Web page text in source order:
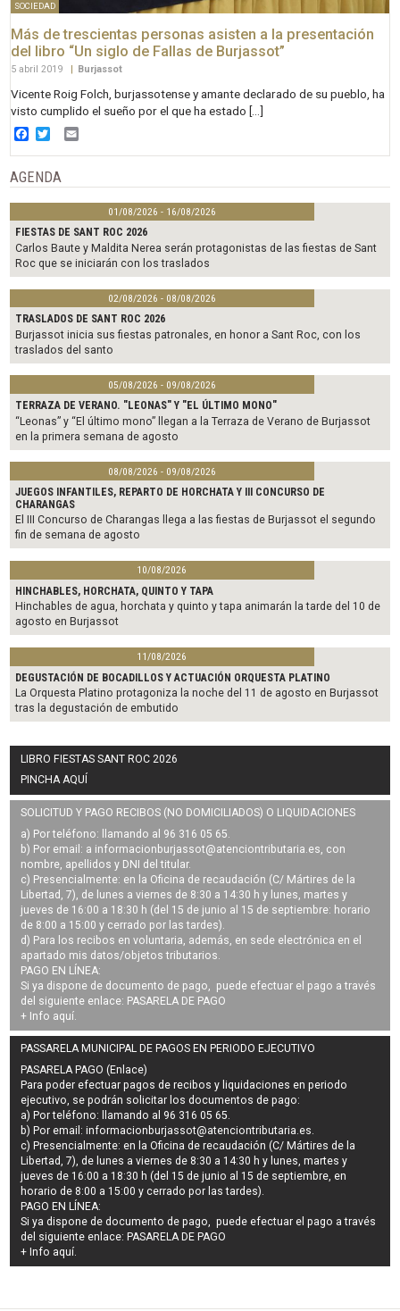
SOCIEDAD
Más de trescientas personas asisten a la presentación
del libro “Un siglo de Fallas de Burjassot”
5 abril 2019 | Burjassot
Vicente Roig Folch, burjassotense y amante declarado de su pueblo, ha
visto cumplido el sueño por el que ha estado […]
Facebook
Twitter
AGENDA
01/08/2026 - 16/08/2026
FIESTAS DE SANT ROC 2026
Carlos Baute y Maldita Nerea serán protagonistas de las fiestas de Sant
Roc que se iniciarán con los traslados
02/08/2026 - 08/08/2026
TRASLADOS DE SANT ROC 2026
Burjassot inicia sus fiestas patronales, en honor a Sant Roc, con los
traslados del santo
05/08/2026 - 09/08/2026
TERRAZA DE VERANO. "LEONAS" Y "EL ÚLTIMO MONO"
“Leonas” y “El último mono” llegan a la Terraza de Verano de Burjassot
en la primera semana de agosto
08/08/2026 - 09/08/2026
JUEGOS INFANTILES, REPARTO DE HORCHATA Y III CONCURSO DE
CHARANGAS
El III Concurso de Charangas llega a las fiestas de Burjassot el segundo
fin de semana de agosto
10/08/2026
HINCHABLES, HORCHATA, QUINTO Y TAPA
Hinchables de agua, horchata y quinto y tapa animarán la tarde del 10 de
agosto en Burjassot
11/08/2026
DEGUSTACIÓN DE BOCADILLOS Y ACTUACIÓN ORQUESTA PLATINO
La Orquesta Platino protagoniza la noche del 11 de agosto en Burjassot
tras la degustación de embutido
LIBRO FIESTAS SANT ROC 2026
PINCHA AQUÍ
SOLICITUD Y PAGO RECIBOS (NO DOMICILIADOS) O LIQUIDACIONES
a) Por teléfono: llamando al 96 316 05 65.
b) Por email: a informacionburjassot@atenciontributaria.es , con
nombre, apellidos y DNI del titular.
c) Presencialmente: en la Oficina de recaudación (C/ Mártires de la
Libertad, 7), de lunes a viernes de 8:30 a 14:30 h y lunes, martes y
jueves de 16:00 a 18:30 h (del 15 de junio al 15 de septiembre: horario
de 8:00 a 15:00 y cerrado por las tardes).
d) Para los recibos en voluntaria, además, en sede electrónica en el
apartado mis datos/objetos tributarios.
PAGO EN LÍNEA:
Si ya dispone de documento de pago, puede efectuar el pago a través
del siguiente enlace: PASARELA DE PAGO
+ Info aquí
PASSARELA MUNICIPAL DE PAGOS EN PERIODO EJECUTIVO
PASARELA PAGO (Enlace)
Para poder efectuar pagos derecibos y liquidaciones en periodo
ejecutivo, se podrán solicitar los documentos de pago:
a) Por teléfono: llamando al 96 316 05 65.
b) Por email:informacionburjassot@atenciontributaria.es.
c) Presencialmente: en la Oficina de recaudación (C/ Mártires de la
Libertad, 7), de lunes a viernes de 8:30 a 14:30 h y lunes, martes y
jueves de 16:00 a 18:30 h (del 15 de junio al 15 de septiembre, en
horario de 8:00 a 15:00 y cerrado por las tardes).
PAGO EN LÍNEA:
Si ya dispone de documento de pago, puede efectuar el pago a través
del siguiente enlace: PASARELA DE PAGO
+ Info aquí.